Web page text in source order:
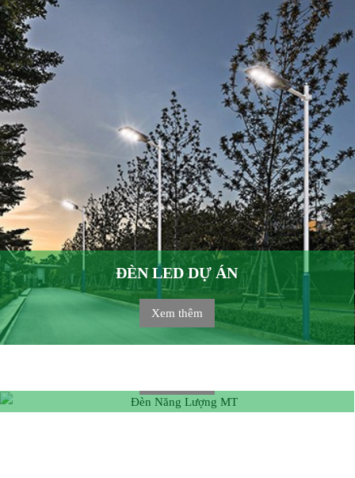
ĐÈN LED DỰ ÁN
Xem thêm
ĐÈN NĂNG LƯỢNG MT